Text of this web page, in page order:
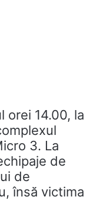
orei 14.00, la
3. La
de
de
însă victima